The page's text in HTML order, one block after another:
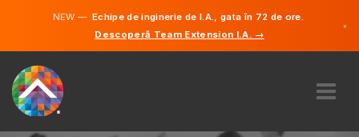
NEW —Echipe de inginerie de I.A., gata în 72 de ore.
Descoperă Team Extension I.A. →
×
Română